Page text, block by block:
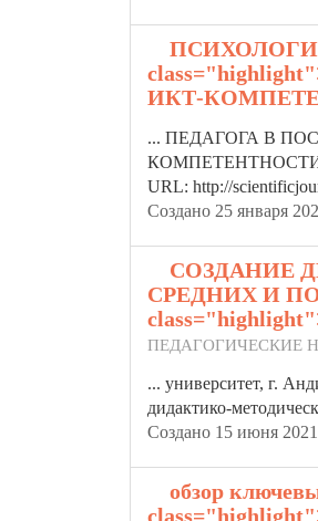
ИКТ-
... ПЕДАГОГА В
КОМПЕТЕНТНОСТИ
URL: http://
Создано 25 января
СОЗДАНИЕ
СРЕДНИХ И
ПЕДАГОГИЧЕСКИЕ
... университет, г.
дидактико-
Создано 15 июня 2021
обзор